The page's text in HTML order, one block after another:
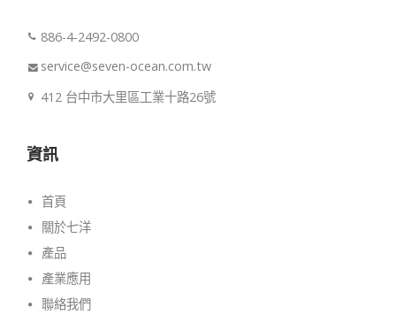
886-4-2492-0800
service@seven-ocean.com.tw
412 台中市大里區工業十路26號
資訊
首頁
關於七洋
產品
產業應用
聯絡我們